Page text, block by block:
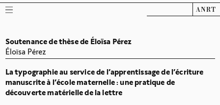
ANRT
Soutenance de thèse de Éloïsa Pérez
Éloïsa Pérez
La typographie au service de l’apprentissage de l’écriture
manuscrite à l'école maternelle : une pratique de
découverte matérielle de la lettre